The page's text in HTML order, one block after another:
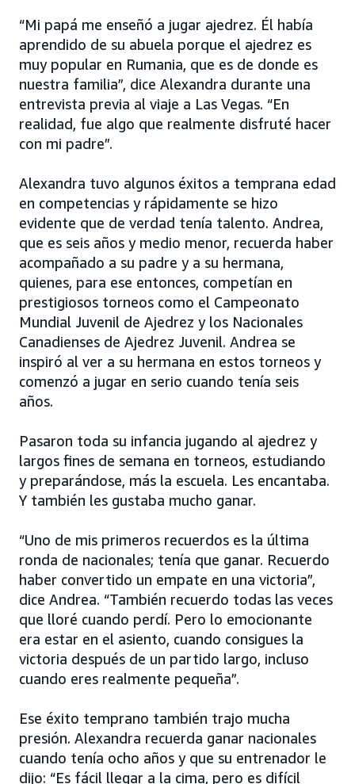
“Mi papá me enseñó a jugar ajedrez. Él había
aprendido de su abuela porque el ajedrez es
muy popular en Rumania, que es de donde es
nuestra familia”, dice Alexandra durante una
entrevista previa al viaje a Las Vegas. “En
realidad, fue algo que realmente disfruté hacer
con mi padre”.
Alexandra tuvo algunos éxitos a temprana edad
en competencias y rápidamente se hizo
evidente que de verdad tenía talento. Andrea,
que es seis años y medio menor, recuerda haber
acompañado a su padre y a su hermana,
quienes, para ese entonces, competían en
prestigiosos torneos como el Campeonato
Mundial Juvenil de Ajedrez y los Nacionales
Canadienses de Ajedrez Juvenil. Andrea se
inspiró al ver a su hermana en estos torneos y
comenzó a jugar en serio cuando tenía seis
años.
Pasaron toda su infancia jugando al ajedrez y
largos fines de semana en torneos, estudiando
y preparándose, más la escuela. Les encantaba.
Y también les gustaba mucho ganar.
“Uno de mis primeros recuerdos es la última
ronda de nacionales; tenía que ganar. Recuerdo
haber convertido un empate en una victoria”,
dice Andrea. “También recuerdo todas las veces
que lloré cuando perdí. Pero lo emocionante
era estar en el asiento, cuando consigues la
victoria después de un partido largo, incluso
cuando eres realmente pequeña”.
Ese éxito temprano también trajo mucha
presión. Alexandra recuerda ganar nacionales
cuando tenía ocho años y que su entrenador le
dijo: “Es fácil llegar a la cima, pero es difícil